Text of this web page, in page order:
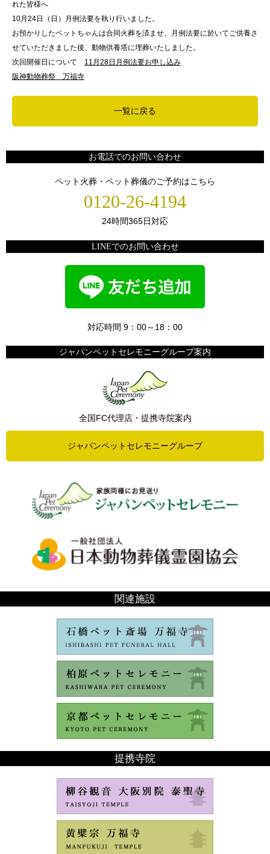
れた皆様へ
10月24日（日）月例法要を執り行いました。
お預かりしたペットちゃんは合同火葬を済ませ、月例法要に於いてご供養さ
せていただきました後、動物供養塔に埋葬いたしました。
次回開催日について 11月28日月例法要お申し込み
阪神動物葬祭 万福寺
一覧に戻る
お電話でのお問い合わせ
ペット火葬・ペット葬儀のご予約はこちら
0120-26-4194
24時間365日対応
LINEでのお問い合わせ
対応時間 9：00～18：00
ジャパンペットセレモニーグループ案内
全国FC代理店・提携寺院案内
ジャパンペットセレモニーグループ
関連施設
提携寺院